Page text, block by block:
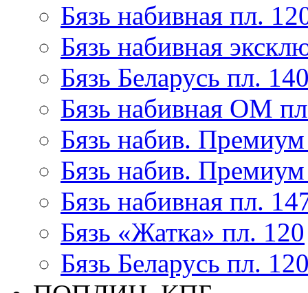
Бязь набивная пл.
Бязь набивная
Бязь Беларусь пл.
Бязь набивная ОМ
Бязь набив.
Бязь набив.
Бязь набивная пл.
Бязь «Жатка» пл. 120
Бязь Беларусь пл.